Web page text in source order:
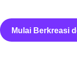
Mulai Berkreasi